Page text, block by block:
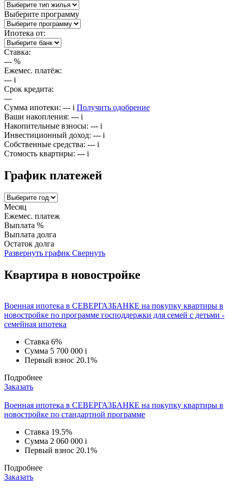
Выберите программу
Ипотека от:
Ставка:
--- %
Ежемес. платёж:
--- i
Срок кредита:
---
Сумма ипотеки: --- i Получить одобрение
Ваши накопления: --- i
Накопительные взносы: --- i
Инвестиционный доход: --- i
Собственные средства: --- i
Стомость квартиры: --- i
График платежей
Месяц
Ежемес. платеж
Выплата %
Выплата долга
Остаток долга
Развернуть график Свернуть
Квартира в новостройке
Военная ипотека в СЕВЕРГАЗБАНКЕ на покупку квартиры в
новостройке по программе господдержки для семей с детьми -
семейная ипотека
Ставка 6%
Сумма 5 700 000 i
Первый взнос 20.1%
Подробнее
Заказать
Военная ипотека в СЕВЕРГАЗБАНКЕ на покупку квартиры в
новостройке по стандартной программе
Ставка 19.5%
Сумма 2 060 000 i
Первый взнос 20.1%
Подробнее
Заказать